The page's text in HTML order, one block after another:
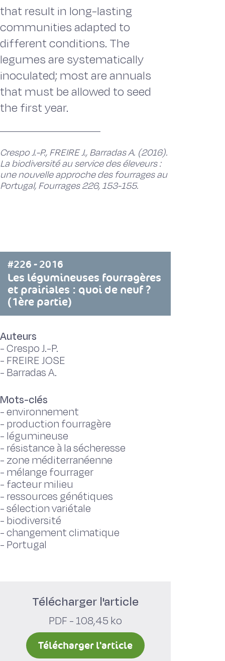
that result in long-lasting
communities adapted to
different conditions. The
legumes are systematically
inoculated; most are annuals
that must be allowed to seed
the first year.
Crespo J.-P., FREIRE J., Barradas A. (2016).
La biodiversité au service des éleveurs :
une nouvelle approche des fourrages au
Portugal, Fourrages 226, 153-155.
#226 - 2016
Les légumineuses fourragères
et prairiales : quoi de neuf ?
(1ère partie)
Auteurs
-Crespo J.-P.
- FREIRE JOSE
- Barradas A.
Mots-clés
-environnement
- production fourragère
- légumineuse
- résistance à la sécheresse
- zone méditerranéenne
- mélange fourrager
- facteur milieu
- ressources génétiques
-sélection variétale
- biodiversité
-changement climatique
- Portugal
Télécharger l'article
PDF - 108,45 ko
Télécharger l'article